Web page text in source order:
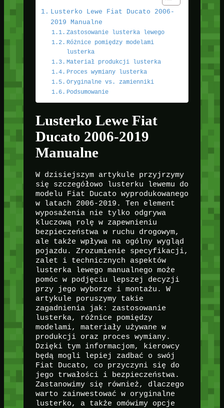
Lusterko Lewe Fiat Ducato 2006-
2019 Manualne
Zastosowanie lusterka lewego
Różnice pomiędzy modelami
lusterka
Materiał produkcji lusterka
Proces wymiany lusterka
Oryginalne vs. zamienniki
Podsumowanie
Lusterko Lewe Fiat
Ducato 2006-2019
Manualne
W dzisiejszym artykule przyjrzymy
się szczegółowo lusterku lewemu do
modelu Fiat Ducato wyprodukowanego
w latach 2006-2019. Ten element
wyposażenia nie tylko odgrywa
kluczową rolę w zapewnieniu
bezpieczeństwa w ruchu drogowym,
ale także wpływa na ogólny wygląd
pojazdu. Zrozumienie specyfikacji,
zalet i technicznych aspektów
lusterka lewego manualnego może
pomóc w podjęciu lepszej decyzji
przy jego wyborze i montażu. W
artykule poruszymy takie
zagadnienia jak: zastosowanie
lusterka, różnice pomiędzy
modelami, materiały używane w
produkcji oraz proces wymiany.
Dzięki tym informacjom, kierowcy
będą mogli lepiej zadbać o swój
Fiat Ducato, co przyczyni się do
jego trwałości i bezpieczeństwa.
Zastanowimy się również, dlaczego
warto zainwestować w oryginalne
lusterko, a także omówimy opcje